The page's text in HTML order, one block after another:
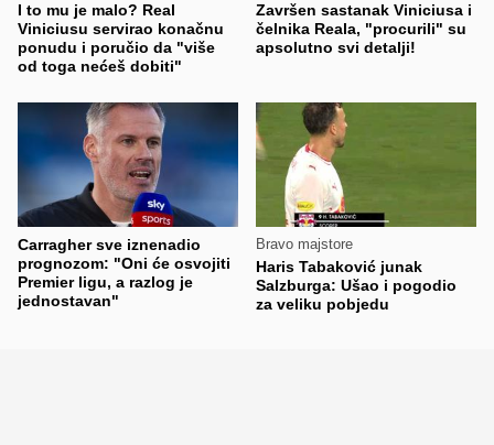
I to mu je malo? Real
Viniciusu servirao konačnu
ponudu i poručio da "više
od toga nećeš dobiti"
Završen sastanak Viniciusa i
čelnika Reala, "procurili" su
apsolutno svi detalji!
Carragher sve iznenadio
prognozom: "Oni će osvojiti
Premier ligu, a razlog je
jednostavan"
Bravo majstore
Haris Tabaković junak
Salzburga: Ušao i pogodio
za veliku pobjedu